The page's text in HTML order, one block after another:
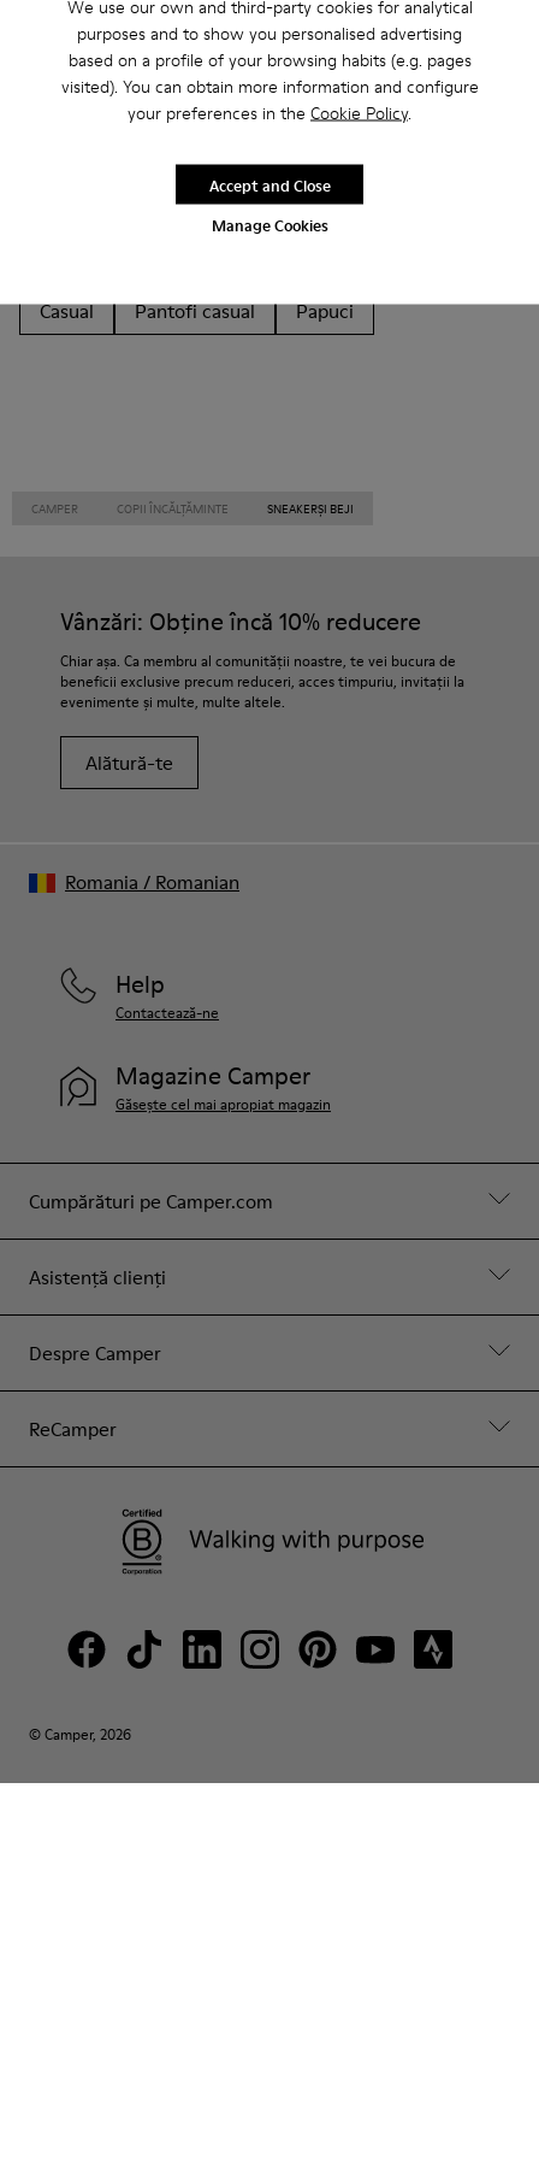
We use our own and third-party cookies for analytical
purposes and to show you personalised advertising
based on a profile of your browsing habits (e.g. pages
visited). You can obtain more information and configure
your preferences in the Cookie Policy.
Manage Cookies
Accept and Close
Alte categorii
Pantofi care nu sunt realizați din piele
Încălțăminte cu șireturi
Casual
Pantofi casual Papuci
CAMPER COPII ÎNCĂLȚĂMINTE SNEAKERȘI BEJI
Vânzări: Obține încă 10% reducere
Chiar așa. Ca membru al comunității noastre, te vei bucura de
beneficii exclusive precum reduceri, acces timpuriu, invitații la
evenimente și multe, multe altele.
Alătură-te
Cumpărături pe Camper.com
Asistență clienți
Despre Camper
ReCamper
Help
Contactează-ne
Magazine Camper
Găsește cel mai apropiat magazin
© Camper, 2026
Romania / Romanian